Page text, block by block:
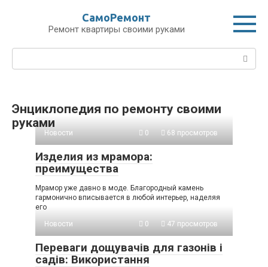
СамоРемонт
Ремонт квартиры своими руками
Поиск:
Энциклопедия по ремонту своими
руками
Новости 0 68 просмотров
Изделия из мрамора:
преимущества
Мрамор уже давно в моде. Благородный камень
гармонично вписывается в любой интерьер, наделяя
его
Новости
0 47 просмотров
Переваги дощувачів для газонів і
садів: Використання